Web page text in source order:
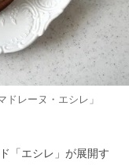
レーヌ・エシレ」
「エシレ」が展開す